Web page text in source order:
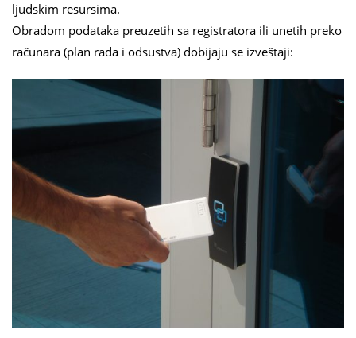
ljudskim resursima.
Obradom podataka preuzetih sa registratora ili unetih preko
računara (plan rada i odsustva) dobijaju se izveštaji: